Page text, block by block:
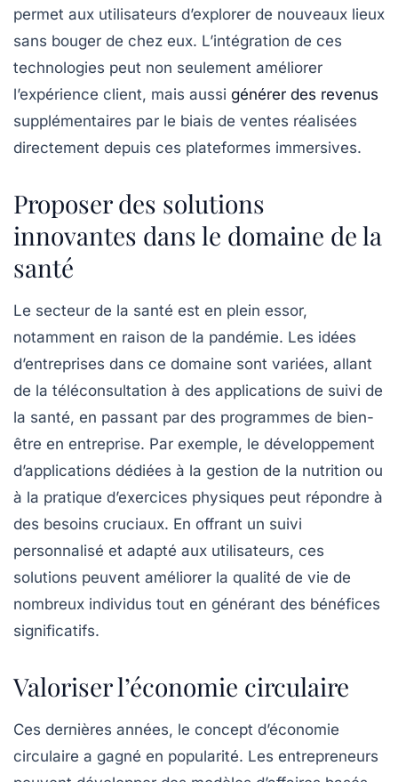
permet aux utilisateurs d’explorer de nouveaux lieux
sans bouger de chez eux. L’intégration de ces
technologies peut non seulement améliorer
l’expérience client, mais aussi générer des revenus
supplémentaires par le biais de ventes réalisées
directement depuis ces plateformes immersives.
Proposer des solutions
innovantes dans le domaine de la
santé
Le secteur de la santé est en plein essor,
notamment en raison de la pandémie. Les idées
d’entreprises dans ce domaine sont variées, allant
de la téléconsultation à des applications de suivi de
la santé, en passant par des programmes de bien-
être en entreprise. Par exemple, le développement
d’applications dédiées à la gestion de la nutrition ou
à la pratique d’exercices physiques peut répondre à
des besoins cruciaux. En offrant un suivi
personnalisé et adapté aux utilisateurs, ces
solutions peuvent améliorer la qualité de vie de
nombreux individus tout en générant des bénéfices
significatifs.
Valoriser l’économie circulaire
Ces dernières années, le concept d’économie
circulaire a gagné en popularité. Les entrepreneurs